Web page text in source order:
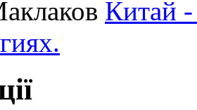
Китай